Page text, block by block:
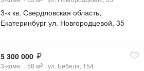
3-к кв. Свердловская область,
Екатеринбург ул. Новгородцевой, 35
5 300 000
3-комн. 58 м2 ул. Бебеля, 154